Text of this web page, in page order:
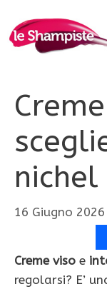
contenuto
nichel
16 Giugno 2026
Creme viso e
regolarsi? E’